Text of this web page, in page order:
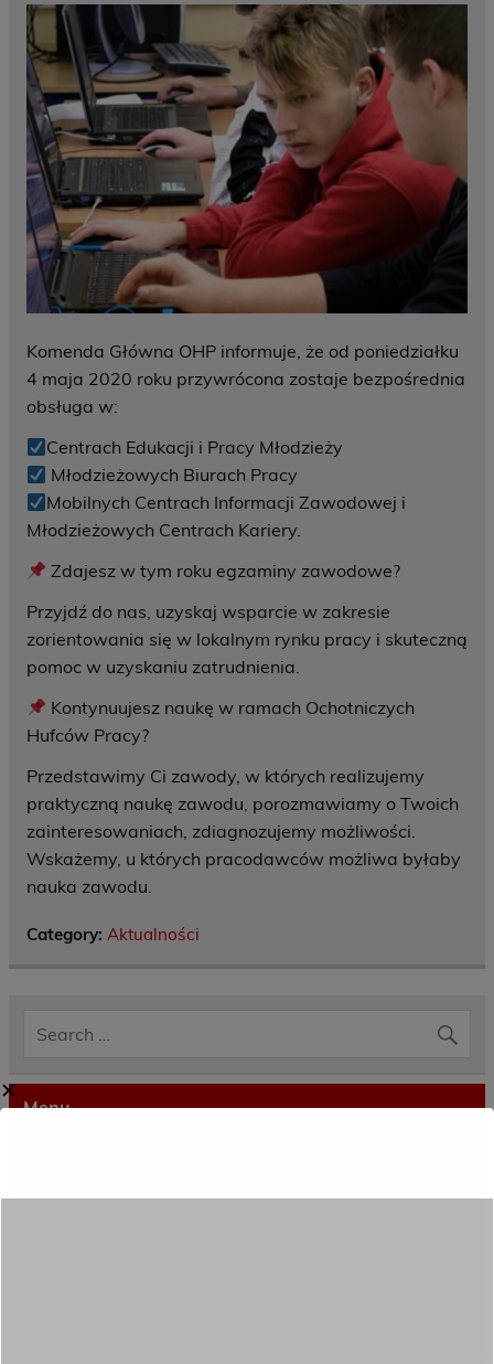
Komenda Główna OHP informuje, że od poniedziałku
4 maja 2020 roku przywrócona zostaje bezpośrednia
obsługa w:
Centrach Edukacji i Pracy Młodzieży
Młodzieżowych Biurach Pracy
Mobilnych Centrach Informacji Zawodowej i
Młodzieżowych Centrach Kariery.
Zdajesz w tym roku egzaminy zawodowe?
Przyjdź do nas, uzyskaj wsparcie w zakresie
zorientowania się w lokalnym rynku pracy i skuteczną
pomoc w uzyskaniu zatrudnienia.
Kontynuujesz naukę w ramach Ochotniczych
Hufców Pracy?
Przedstawimy Ci zawody, w których realizujemy
praktyczną naukę zawodu, porozmawiamy o Twoich
zainteresowaniach, zdiagnozujemy możliwości.
Wskażemy, u których pracodawców możliwa byłaby
nauka zawodu.
Category: Aktualności
Menu
✕